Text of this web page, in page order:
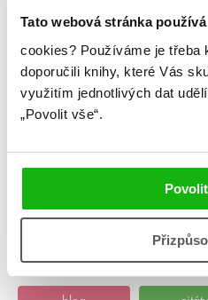
Tato webová stránka
cookies? Používáme je třeba
doporučili knihy, které Vás
využitím jednotlivých dat
„Povolit vše“.
#annesophiejouhanneau #arila
3. 5. 2021
číst více
Kategorie